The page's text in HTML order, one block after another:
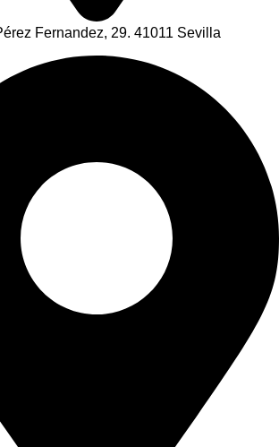
Fernandez, 29. 41011 Sevilla